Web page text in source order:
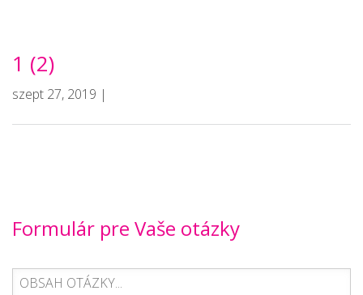
1 (2)
szept 27, 2019 |
Formulár pre Vaše otázky